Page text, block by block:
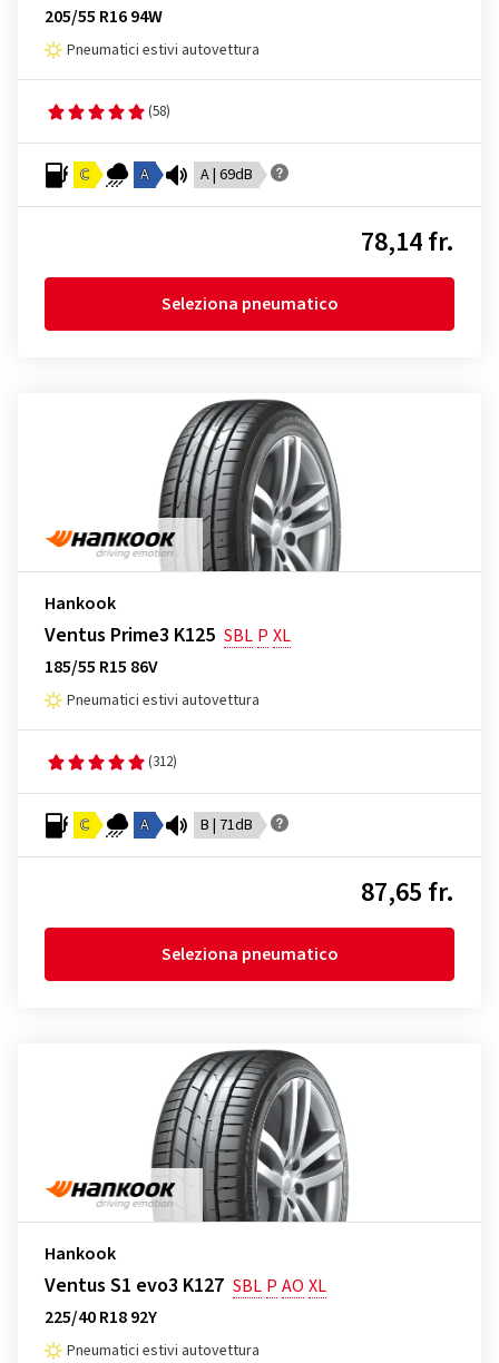
205/55 R16 94W
Pneumatici estivi autovettura
(58)
C A A | 69dB
78,14 fr.
Seleziona pneumatico
Hankook
Ventus Prime3 K125 SBL P XL
185/55 R15 86V
Pneumatici estivi autovettura
(312)
C A B | 71dB
87,65 fr.
Seleziona pneumatico
Hankook
Ventus S1 evo3 K127 SBL P AO XL
225/40 R18 92Y
Pneumatici estivi autovettura